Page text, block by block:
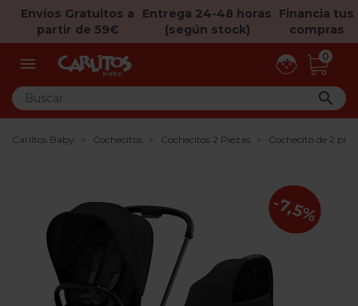
Envíos Gratuitos a
partir de 59€
Entrega 24-48 horas
(según stock)
Financia tus
compras
 0

Carlitos Baby Cochecitos Cochecitos 2 Piezas Cochecito de 2
-7,5%